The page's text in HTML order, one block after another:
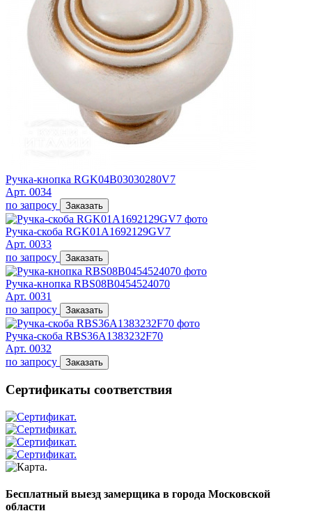
Ручка-кнопка RGK04B03030280V7
Арт. 0034
по запросу
Заказать
Ручка-скоба RGK01A1692129GV7
Арт. 0033
по запросу
Заказать
Ручка-кнопка RBS08B0454524070
Арт. 0031
по запросу
Заказать
Ручка-скоба RBS36A1383232F70
Арт. 0032
по запросу
Заказать
Сертификаты соответствия
Бесплатный выезд замерщика в города Московской
области